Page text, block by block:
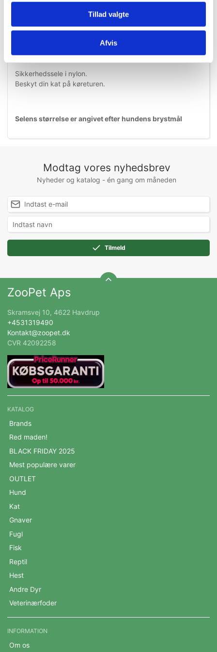
Tillad valgte
Afvis
Sikkerhedssele i nylon.
Beskyt din kat på køreturen.
Selens størrelse er angivet efter hundens brystmål
Modtag vores nyhedsbrev
Nyheder og katalog - én gang om måneden
Tilmeld
ZooPet Aps
Skramsvej 10, 4622 Havdrup
+4531319490
Kontakt@zoopet.dk
CVR 42092258
KATALOG
Brands
Red maden!
BLACK FRIDAY 2025
Mest populære varer
OUTLET
Hund
Kat
Gnaver
Fugl
Fisk
Reptil
Hest
Andre Dyr
Veterinærfoder
INFORMATION
Om os